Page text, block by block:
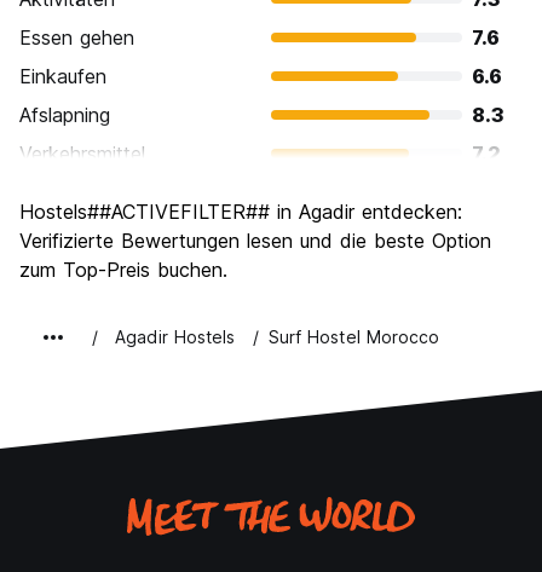
Essen gehen
7.6
Einkaufen
6.6
Afslapning
8.3
Verkehrsmittel
7.2
Kultur
6.6
Nachtleben / Party
Hostels##ACTIVEFILTER## in Agadir entdecken:
Verifizierte Bewertungen lesen und die beste Option
zum Top-Preis buchen.
Agadir Hostels Surf Hostel Morocco